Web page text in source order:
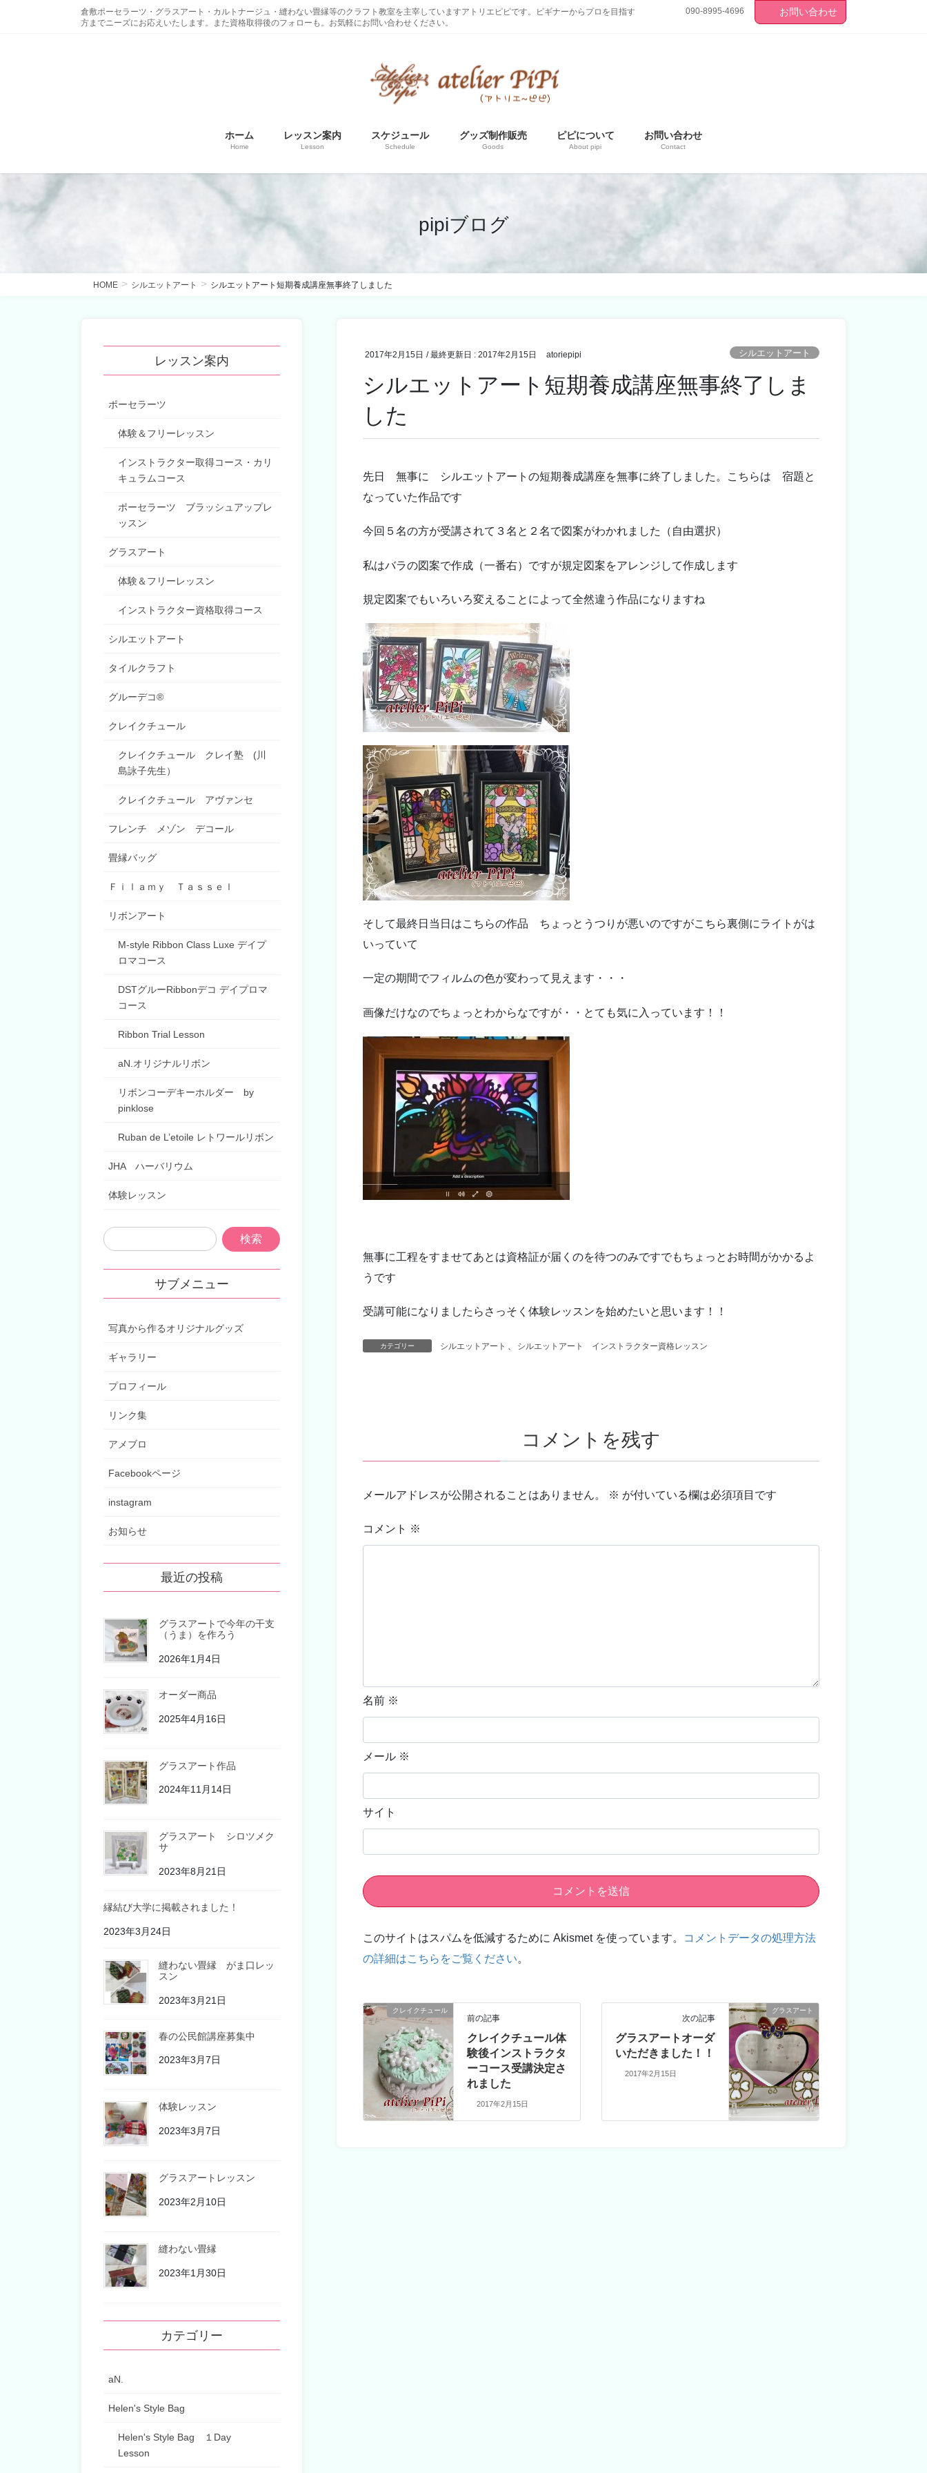
倉敷ポーセラーツ・グラスアート・カルトナージュ・縫わない畳縁等のクラフト教室を主宰していますアトリエピピです。ビギナーからプロを目指す
方までニーズにお応えいたします。また資格取得後のフォローも。お気軽にお問い合わせください。
090-8995-4696 お問い合わせ
ホーム
Home
レッスン案内
Lesson
スケジュール
Schedule
グッズ制作販売
Goods
ピピについて
About pipi
お問い合わせ
Contact
pipiブログ
HOME シルエットアート シルエットアート短期養成講座無事終了しました
2017年2月15日 / 最終更新日 :2017年2月15日 atoriepipi シルエットアート
シルエットアート短期養成講座無事終了しま
した
先日 無事に シルエットアートの短期養成講座を無事に終了しました。こちらは 宿題と
なっていた作品です
今回５名の方が受講されて３名と２名で図案がわかれました（自由選択）
私はバラの図案で作成（一番右）ですが規定図案をアレンジして作成します
規定図案でもいろいろ変えることによって全然違う作品になりますね
そして最終日当日はこちらの作品 ちょっとうつりが悪いのですがこちら裏側にライトがは
いっていて
一定の期間でフィルムの色が変わって見えます・・・
画像だけなのでちょっとわからなですが・・とても気に入っています！！
無事に工程をすませてあとは資格証が届くのを待つのみですでもちょっとお時間がかかるよ
うです
受講可能になりましたらさっそく体験レッスンを始めたいと思います！！
カテゴリー シルエットアート シルエットアート インストラクター資格レッスン
コメントを残す
メールアドレスが公開されることはありません。 ※ が付いている欄は必須項目です
コメント ※
名前 ※
メール ※
サイト
このサイトはスパムを低減するために Akismet を使っています。 コメントデータの処理方法
の詳細はこちらをご覧ください。
クレイクチュール
前の記事
クレイクチュール体
験後インストラクタ
ーコース受講決定さ
れました
2017年2月15日
グラスアート
次の記事
グラスアートオーダ
いただきました！！
2017年2月15日
レッスン案内
ポーセラーツ
体験＆フリーレッスン
インストラクター取得コース・カリ
キュラムコース
ポーセラーツ ブラッシュアップレ
ッスン
グラスアート
体験＆フリーレッスン
インストラクター資格取得コース
シルエットアート
タイルクラフト
グルーデコ®
クレイクチュール
クレイクチュール クレイ塾 (川
島詠子先生）
クレイクチュール アヴァンセ
フレンチ メゾン デコール
畳縁バッグ
Ｆｉｌａｍｙ Ｔａｓｓｅｌ
リボンアート
M-style Ribbon Class Luxe デイプ
ロマコース
DSTグルーRibbonデコ デイプロマ
コース
Ribbon Trial Lesson
aN.オリジナルリボン
リボンコーデキーホルダー by
pinklose
Ruban de L’etoile レトワールリボン
JHA ハーバリウム
体験レッスン
サブメニュー
写真から作るオリジナルグッズ
ギャラリー
プロフィール
リンク集
アメブロ
Facebookページ
instagram
お知らせ
最近の投稿
グラスアートで今年の干支
（うま）を作ろう
2026年1月4日
オーダー商品
2025年4月16日
グラスアート作品
2024年11月14日
グラスアート シロツメク
サ
2023年8月21日
縁結び大学に掲載されました！
2023年3月24日
縫わない畳縁 がま口レッ
スン
2023年3月21日
春の公民館講座募集中
2023年3月7日
体験レッスン
2023年3月7日
グラスアートレッスン
2023年2月10日
縫わない畳縁
2023年1月30日
カテゴリー
aN.
Helen's Style Bag
Helen's Style Bag １Day
Lesson